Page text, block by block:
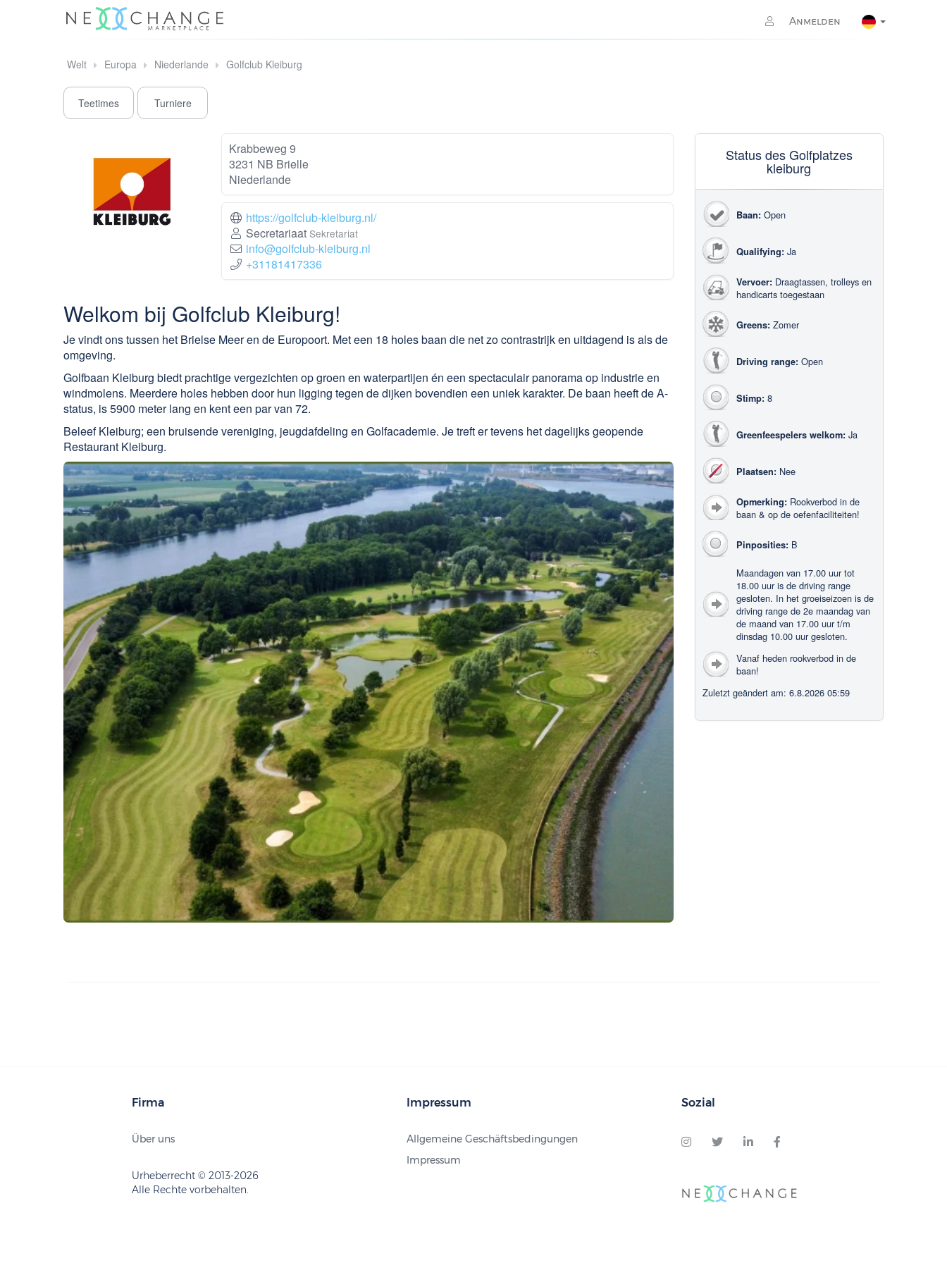
Anmelden
Welt Europa Niederlande Golfclub Kleiburg
Teetimes Turniere
Krabbeweg 9
3231 NB Brielle
Niederlande
https://golfclub-kleiburg.nl/
Secretariaat Sekretariat
info@golfclub-kleiburg.nl
+31181417336
Welkom bij Golfclub Kleiburg!
Je vindt ons tussen het Brielse Meer en de Europoort. Met een 18 holes baan die net zo contrastrijk en uitdagend is als de
omgeving.
Golfbaan Kleiburg biedt prachtige vergezichten op groen en waterpartijen én een spectaculair panorama op industrie en
windmolens. Meerdere holes hebben door hun ligging tegen de dijken bovendien een uniek karakter. De baan heeft de A-
status, is 5900 meter lang en kent een par van 72.
Beleef Kleiburg; een bruisende vereniging, jeugdafdeling en Golfacademie. Je treft er tevens het dagelijks geopende
Restaurant Kleiburg.
Status des Golfplatzes
kleiburg
Baan: Open
Qualifying: Ja
Vervoer: Draagtassen, trolleys en
handicarts toegestaan
Greens: Zomer
Driving range: Open
Stimp: 8
Greenfeespelers welkom: Ja
Plaatsen: Nee
Opmerking: Rookverbod in de
baan & op de oefenfaciliteiten!
Pinposities: B
Maandagen van 17.00 uur tot
18.00 uur is de driving range
gesloten. In het groeiseizoen is de
driving range de 2e maandag van
de maand van 17.00 uur t/m
dinsdag 10.00 uur gesloten.
Vanaf heden rookverbod in de
baan!
Zuletzt geändert am: 6.8.2026 05:59
Firma
Über uns
Urheberrecht © 2013-2026
Alle Rechte vorbehalten.
Impressum
Allgemeine Geschäftsbedingungen
Impressum
Sozial